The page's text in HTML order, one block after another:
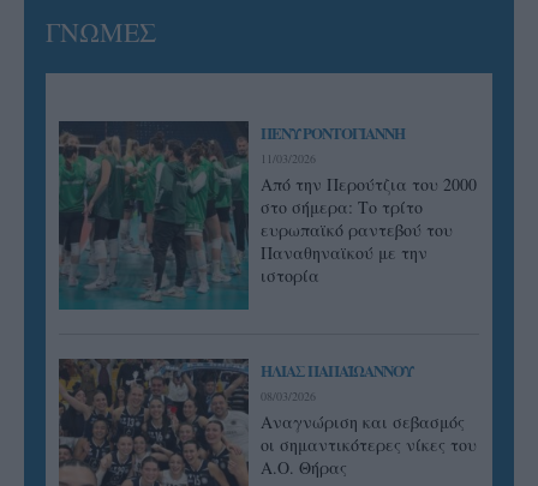
ΓΝΩΜΕΣ
ΠΕΝΥ ΡΟΝΤΟΓΙΑΝΝΗ
11/03/2026
Από την Περούτζια του 2000
στο σήμερα: Tο τρίτο
ευρωπαϊκό ραντεβού του
Παναθηναϊκού με την
ιστορία
ΗΛΙΑΣ ΠΑΠΑΪΩΑΝΝΟΥ
08/03/2026
Αναγνώριση και σεβασμός
οι σημαντικότερες νίκες του
Α.Ο. Θήρας